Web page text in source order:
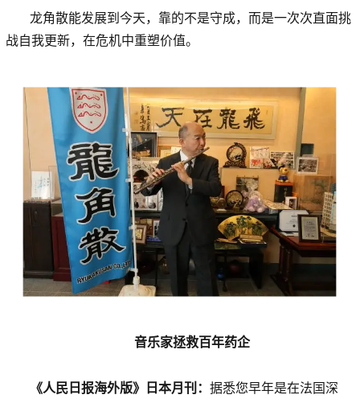
龙角散能发展到今天，靠的不是守成，而是一次次直面挑
战自我更新，在危机中重塑价值。
音乐家拯救百年药企
《人民日报海外版》日本月刊：据悉您早年是在法国深